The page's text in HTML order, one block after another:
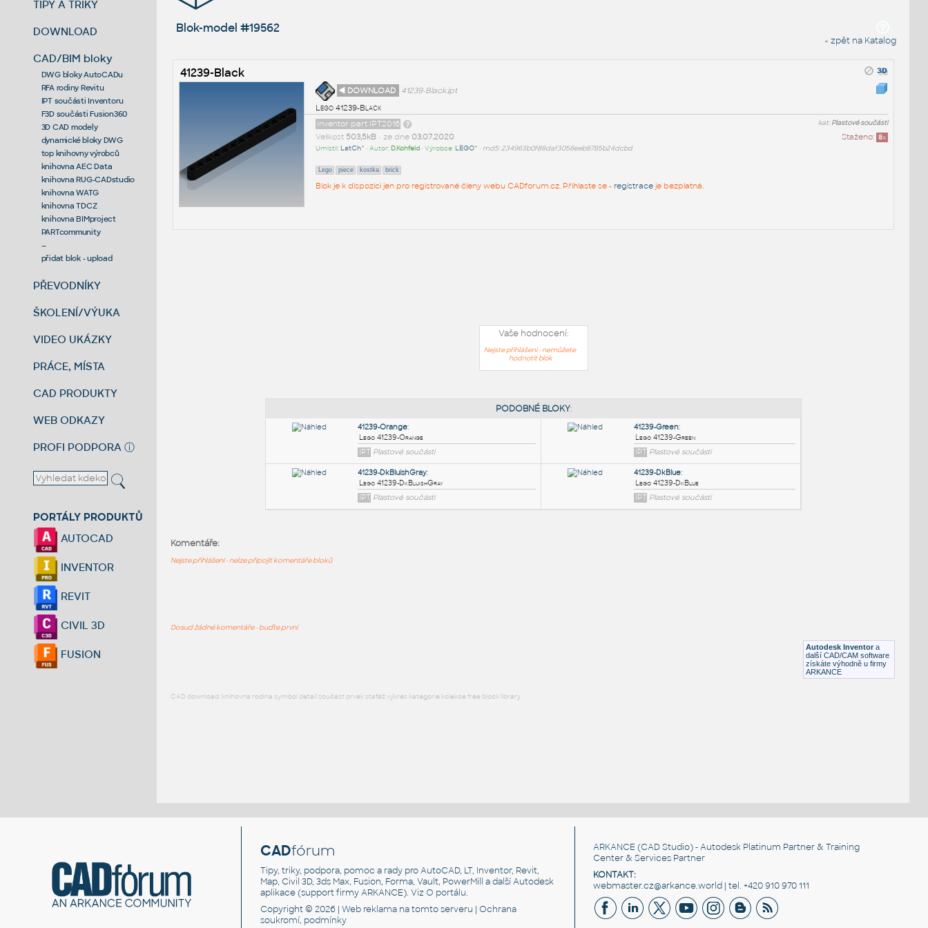
TIPY A TRIKY
DOWNLOAD
CAD/BIM bloky
DWG bloky AutoCADu
RFA rodiny Revitu
IPT součásti Inventoru
F3D součásti Fusion360
3D CAD modely
dynamické bloky DWG
top knihovny výrobců
knihovna AEC Data
knihovna RUG-CADstudio
knihovna WATG
knihovna TDCZ
knihovna BIMproject
PARTcommunity
--
přidat blok - upload
PŘEVODNÍKY
ŠKOLENÍ/VÝUKA
VIDEO UKÁZKY
PRÁCE, MÍSTA
CAD PRODUKTY
WEB ODKAZY
PROFI PODPORA ⓘ
PORTÁLY PRODUKTŮ
AUTOCAD
INVENTOR
REVIT
CIVIL 3D
FUSION
Blok-model #19562
« zpět na Katalog
41239-Black
◄ DOWNLOAD
41239-Black.ipt
Lego 41239-Black
kat:Plastové součásti
Inventor part IPT2016
Staženo: 8x
Velikost 503,5kB• ze dne 03.07.2020
Umístil: LatCh^ • Autor: D.Kohfeld• Výrobce: LEGO^ • md5: 234963b0f88daf3058eeb8785b24dcbd
Lego piece kostka brick
Blok je k dispozici jen pro registrované členy webu CADforum.cz. Přihlaste se - registraceje bezplatná.
Vaše hodnocení:
Nejste přihlášeni - nemůžete
hodnotit blok
Plastové součásti
Autodesk Inventor a
další CAD/CAM software
získáte výhodně u firmy
ARKANCE
Komentáře:
Nejste přihlášeni - nelze připojit komentáře bloků
Dosud žádné komentáře - buďte první
CAD download: knihovna rodina symbol detail součást prvek stafáž výkres kategorie kolekce free block library
CADfórum
Tipy, triky, podpora, pomoc a rady pro AutoCAD, LT, Inventor, Revit,
Map, Civil 3D, 3ds Max, Fusion, Forma, Vault, PowerMill a další Autodesk
aplikace (support firmy ARKANCE). VizO portálu.
Copyright © 2026 |Web reklama na tomto serveru |Ochrana
soukromí, podmínky
ARKANCE (CAD Studio) - Autodesk Platinum Partner & Training
Center & Services Partner
KONTAKT:
webmaster.cz@arkance.world | tel. +420 910 970 111